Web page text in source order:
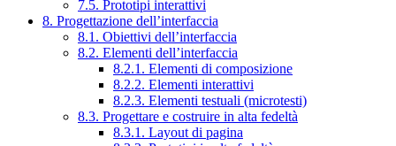
7.5. Prototipi interattivi
8. Progettazione dell’interfaccia
8.1. Obiettivi dell’interfaccia
8.2. Elementi dell’interfaccia
8.2.1. Elementi di composizione
8.2.2. Elementi interattivi
8.2.3. Elementi testuali (microtesti)
8.3. Progettare e costruire in alta fedeltà
8.3.1. Layout di pagina